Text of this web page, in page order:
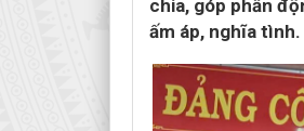
chia, góp phần
ấm áp, nghĩa tình.